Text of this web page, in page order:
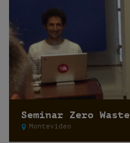
Seminar Zero Waste
Montevideo